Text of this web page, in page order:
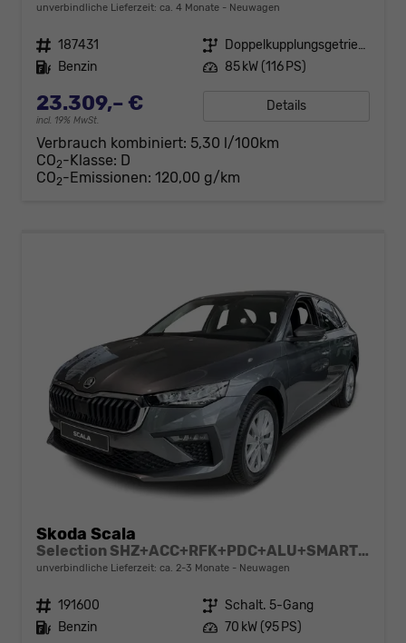
unverbindliche Lieferzeit: ca. 4 Monate Neuwagen
Fahrzeugnr. 187431 Getriebe
Doppelkupplungsgetriebe (DSG)
Kraftstoff Benzin Leistung 85 kW (116 PS)
23.309,– €
incl. 19% MwSt.
Details
Verbrauch kombiniert: 5,30 l/100km
CO2-Klasse: D
CO2-Emissionen: 120,00 g/km
Skoda Scala
Selection SHZ+ACC+RFK+PDC+ALU+SMARTLINK
unverbindliche Lieferzeit: ca. 2-3 Monate Neuwagen
Fahrzeugnr. 191600 Getriebe Schalt. 5-Gang
Kraftstoff Benzin Leistung 70 kW (95 PS)